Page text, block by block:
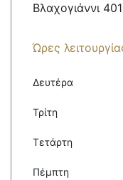
Βλαχογιάννι
Ώρες
Δευτέρα
Τρίτη
Τετάρτη
Πέμπτη